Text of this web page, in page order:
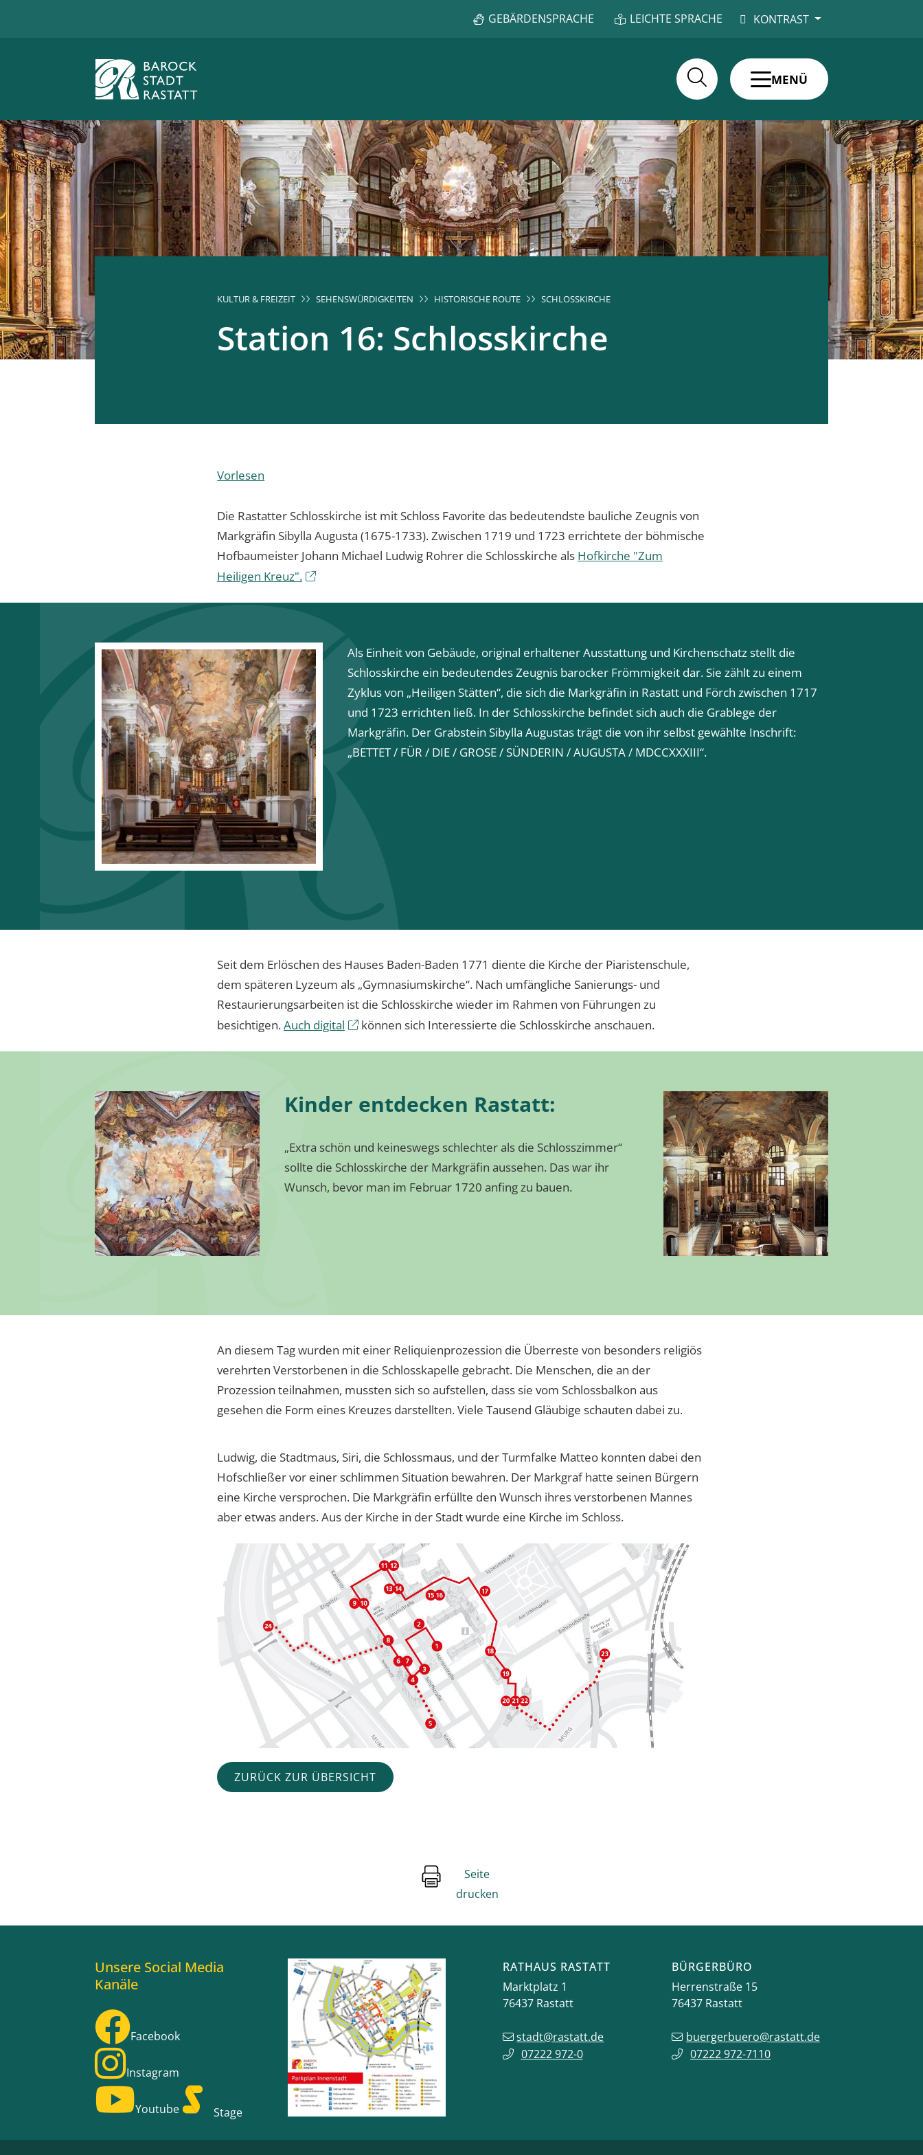
GEBÄRDENSPRACHE LEICHTE SPRACHE KONTRAST
MENÜ
KULTUR & FREIZEIT SEHENSWÜRDIGKEITEN HISTORISCHE ROUTE SCHLOSSKIRCHE
Station 16: Schlosskirche
Vorlesen
Die Rastatter Schlosskirche ist mit Schloss Favorite das bedeutendste bauliche Zeugnis von
Markgräfin Sibylla Augusta (1675-1733). Zwischen 1719 und 1723 errichtete der böhmische
Hofbaumeister Johann Michael Ludwig Rohrer die Schlosskirche als Hofkirche "Zum
Heiligen Kreuz".
Als Einheit von Gebäude, original erhaltener Ausstattung und Kirchenschatz stellt die
Schlosskirche ein bedeutendes Zeugnis barocker Frömmigkeit dar. Sie zählt zu einem
Zyklus von „Heiligen Stätten“, die sich die Markgräfin in Rastatt und Förch zwischen 1717
und 1723 errichten ließ. In der Schlosskirche befindet sich auch die Grablege der
Markgräfin. Der Grabstein Sibylla Augustas trägt die von ihr selbst gewählte Inschrift:
„BETTET / FÜR / DIE / GROSE / SÜNDERIN / AUGUSTA / MDCCXXXIII“.
Seit dem Erlöschen des Hauses Baden-Baden 1771 diente die Kirche der Piaristenschule,
dem späteren Lyzeum als „Gymnasiumskirche“. Nach umfängliche Sanierungs- und
Restaurierungsarbeiten ist die Schlosskirche wieder im Rahmen von Führungen zu
besichtigen.Auch digital können sich Interessierte die Schlosskirche anschauen.
Kinder entdecken Rastatt:
„Extra schön und keineswegs schlechter als die Schlosszimmer“
sollte die Schlosskirche der Markgräfin aussehen. Das war ihr
Wunsch, bevor man im Februar 1720 anfing zu bauen.
An diesem Tag wurden mit einer Reliquienprozession die Überreste von besonders religiös
verehrten Verstorbenen in die Schlosskapelle gebracht. Die Menschen, die an der
Prozession teilnahmen, mussten sich so aufstellen, dass sie vom Schlossbalkon aus
gesehen die Form eines Kreuzes darstellten. Viele Tausend Gläubige schauten dabei zu.
Ludwig, die Stadtmaus, Siri, die Schlossmaus, und der Turmfalke Matteo konnten dabei den
Hofschließer vor einer schlimmen Situation bewahren. Der Markgraf hatte seinen Bürgern
eine Kirche versprochen. Die Markgräfin erfüllte den Wunsch ihres verstorbenen Mannes
aber etwas anders. Aus der Kirche in der Stadt wurde eine Kirche im Schloss.
ZURÜCK ZUR ÜBERSICHT
Seite
drucken
Unsere Social Media
Kanäle
Facebook
Instagram
Youtube Stage
RATHAUS RASTATT
Marktplatz 1
76437 Rastatt
stadt@rastatt.de
07222 972-0
BÜRGERBÜRO
Herrenstraße 15
76437 Rastatt
buergerbuero@rastatt.de
07222 972-7110